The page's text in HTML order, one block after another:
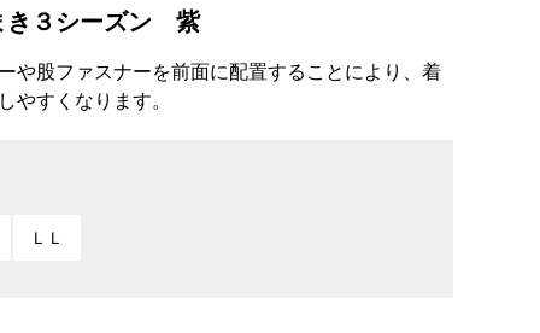
き３シーズン 紫
や股ファスナーを前面に配置することにより、着
やすくなります。
ＬＬ